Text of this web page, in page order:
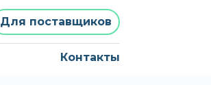
Для поставщиков
Контакты